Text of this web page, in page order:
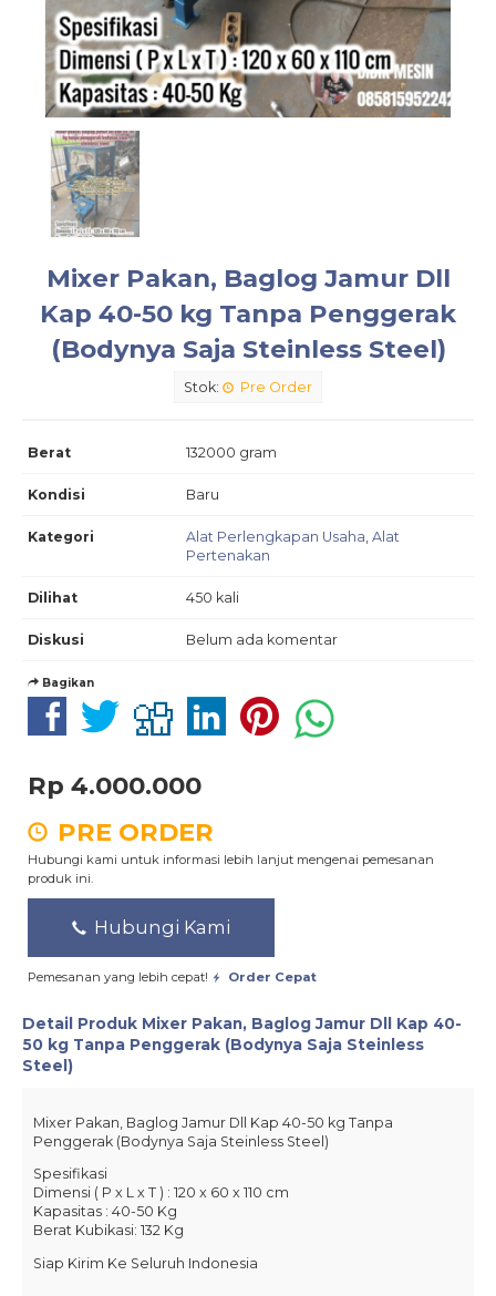
Mixer Pakan, Baglog Jamur Dll
Kap 40-50 kg Tanpa Penggerak
(Bodynya Saja Steinless Steel)
Stok: Pre Order
Berat 132000 gram
Kondisi Baru
Kategori Alat Perlengkapan Usaha, Alat
Pertenakan
Dilihat 450 kali
Diskusi Belum ada komentar
Bagikan
Rp 4.000.000
PRE ORDER
Hubungi kami untuk informasi lebih lanjut mengenai pemesanan
produk ini.
Hubungi Kami
Pemesanan yang lebih cepat! Order Cepat
Detail Produk Mixer Pakan, Baglog Jamur Dll Kap 40-
50 kg Tanpa Penggerak (Bodynya Saja Steinless
Steel)
Mixer Pakan, Baglog Jamur Dll Kap 40-50 kg Tanpa
Penggerak (Bodynya Saja Steinless Steel)
Spesifikasi
Dimensi ( P x L x T ) : 120 x 60 x 110 cm
Kapasitas : 40-50 Kg
Berat Kubikasi: 132 Kg
Siap Kirim Ke Seluruh Indonesia